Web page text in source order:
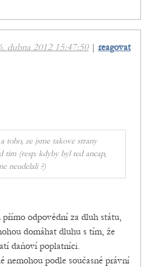
dubna 2012 15:47:50| reagovat
toho, ze jsme takove strany
tim (resp. kdyby byl ted ancap,
neudelali ?)
odpovědní za dluh státu,
domáhat dluhu s tím, že
daňoví poplatníci.
nemohou podle současné právní